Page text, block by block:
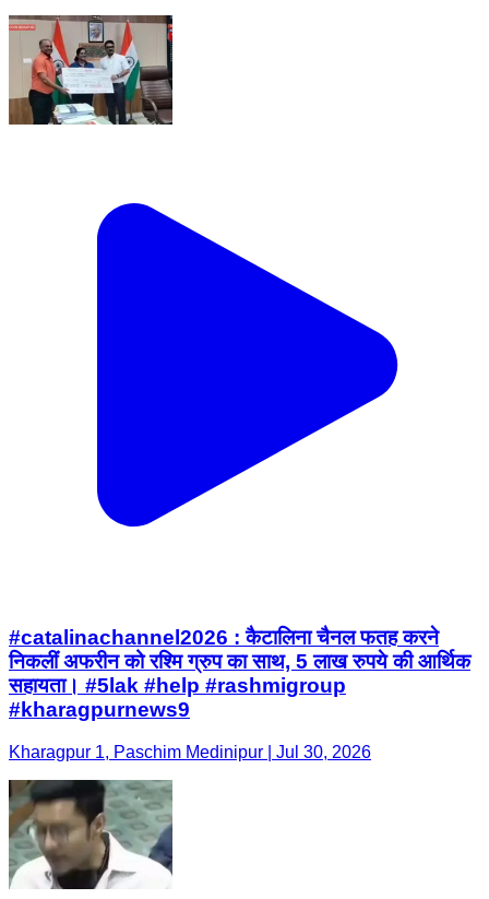
#catalinachannel2026 : कैटालिना चैनल फतह करने
निकलीं अफरीन को रश्मि ग्रुप का साथ, 5 लाख रुपये की आर्थिक
सहायता। #5lak #help #rashmigroup
#kharagpurnews9
Kharagpur 1, Paschim Medinipur | Jul 30, 2026